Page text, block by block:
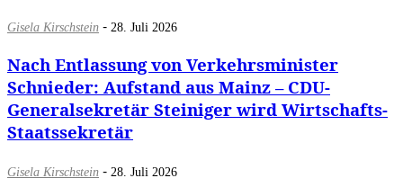
Gisela Kirschstein - 28. Juli 2026
Nach Entlassung von Verkehrsminister
Schnieder: Aufstand aus Mainz – CDU-
Generalsekretär Steiniger wird Wirtschafts-
Staatssekretär
Gisela Kirschstein - 28. Juli 2026